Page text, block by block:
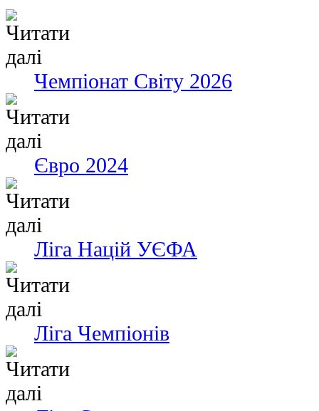
Чемпіонат Світу 2026
Євро 2024
Ліга Націй УЄФА
Ліга Чемпіонів